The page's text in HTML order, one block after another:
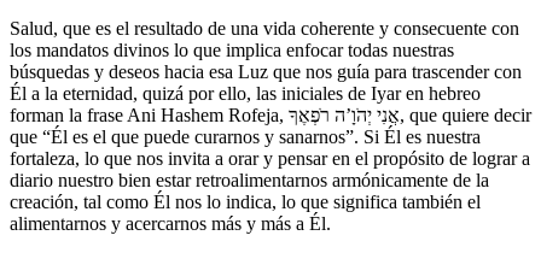
Salud, que es el resultado de una vida coherente y consecuente con
los mandatos divinos lo que implica enfocar todas nuestras
búsquedas y deseos hacia esa Luz que nos guía para trascender con
Él a la eternidad, quizá por ello, las iniciales de Iyar en hebreo
forman la frase Ani Hashem Rofeja, אֲנִי יְהֹוָ’ה רֹפְאֶךָ, que quiere decir
que “Él es el que puede curarnos y sanarnos”. Si Él es nuestra
fortaleza, lo que nos invita a orar y pensar en el propósito de lograr a
diario nuestro bien estar retroalimentarnos armónicamente de la
creación, tal como Él nos lo indica, lo que significa también el
alimentarnos y acercarnos más y más a Él.